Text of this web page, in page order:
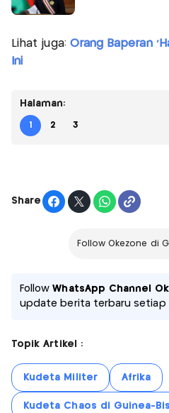
Lihat juga: Orang Baperan
Ini
Halaman:
1 2 3
Share
Follow Okezone di
FollowWhatsApp Channel
update berita terbaru setiap
Topik Artikel :
Kudeta Militer Afrika
Kudeta Chaos di Guinea-